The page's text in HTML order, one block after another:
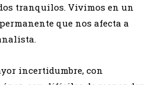
tranquilos. Vivimos en un
que nos afecta a
incertidumbre, con